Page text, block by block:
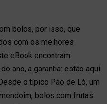
bolos, por isso, que
com os melhores
eBook encontram
ano, a garantia: estão aqui
o típico Pão de Ló, um
bolos com frutas